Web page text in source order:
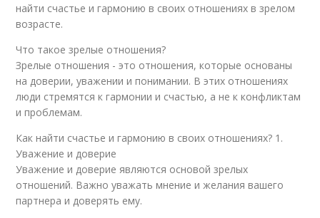
найти счастье и гармонию в своих отношениях в зрелом
возрасте.
Что такое зрелые отношения?
Зрелые отношения - это отношения, которые основаны
на доверии, уважении и понимании. В этих отношениях
люди стремятся к гармонии и счастью, а не к конфликтам
и проблемам.
Как найти счастье и гармонию в своих отношениях? 1.
Уважение и доверие
Уважение и доверие являются основой зрелых
отношений. Важно уважать мнение и желания вашего
партнера и доверять ему.